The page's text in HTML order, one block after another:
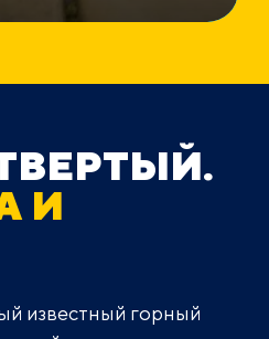
И
известный горный